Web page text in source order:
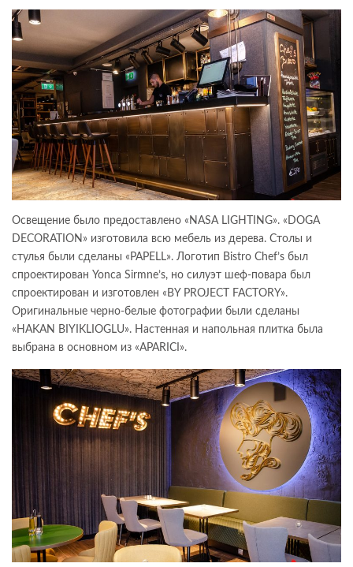
Освещение было предоставлено «NASA LIGHTING». «DOGA
DECORATION» изготовила всю мебель из дерева. Столы и
стулья были сделаны «PAPELL». Логотип Bistro Chef’s был
спроектирован Yonca Sirmne’s, но силуэт шеф-повара был
спроектирован и изготовлен «BY PROJECT FACTORY».
Оригинальные черно-белые фотографии были сделаны
«HAKAN BIYIKLIOGLU». Настенная и напольная плитка была
выбрана в основном из «APARICI».